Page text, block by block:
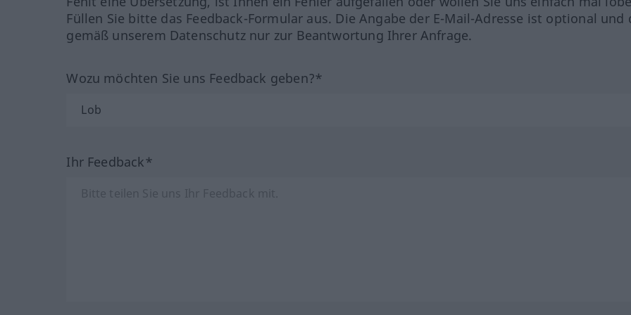
Füllen Sie bitte das Feedback-Formular aus. Die Angabe der E-Mail-Adresse ist optional und
gemäß unserem Datenschutz nur zur Beantwortung Ihrer Anfrage.
Wozu möchten Sie uns Feedback geben?*
Ihr Feedback*